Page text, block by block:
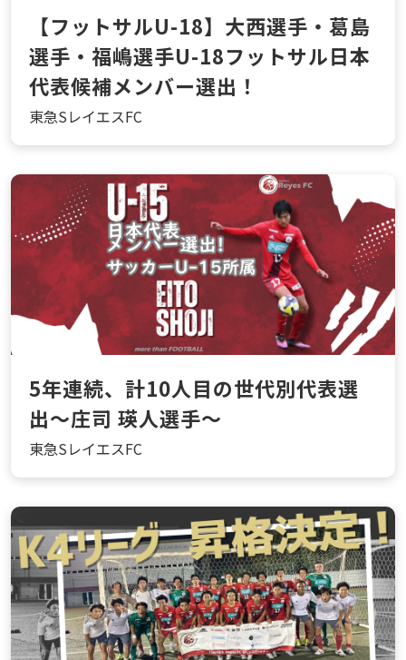
【フットサルU-18】大西選手・葛島
選手・福嶋選手U-18フットサル日本
代表候補メンバー選出！
東急SレイエスFC
5年連続、計10人目の世代別代表選
出〜庄司 瑛人選手〜
東急SレイエスFC